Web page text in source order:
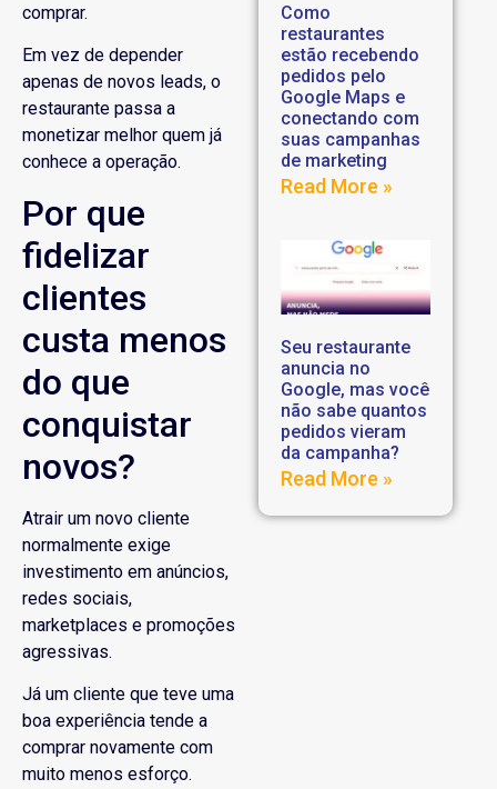
comprar.
Em vez de depender
apenas de novos leads, o
restaurante passa a
monetizar melhor quem já
conhece a operação.
Por que
fidelizar
clientes
custa menos
do que
conquistar
novos?
Atrair um novo cliente
normalmente exige
investimento em anúncios,
redes sociais,
marketplaces e promoções
agressivas.
Já um cliente que teve uma
boa experiência tende a
comprar novamente com
muito menos esforço.
Como
restaurantes
estão recebendo
pedidos pelo
Google Maps e
conectando com
suas campanhas
de marketing
Read More »
Seu restaurante
anuncia no
Google, mas você
não sabe quantos
pedidos vieram
da campanha?
Read More »